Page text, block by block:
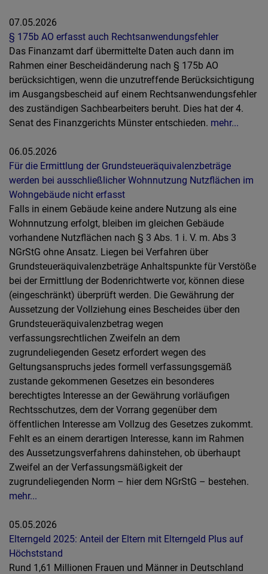
07.05.2026
§ 175b AO erfasst auch Rechtsanwendungsfehler
Das Finanzamt darf übermittelte Daten auch dann im
Rahmen einer Bescheidänderung nach § 175b AO
berücksichtigen, wenn die unzutreffende Berücksichtigung
im Ausgangsbescheid auf einem Rechtsanwendungsfehler
des zuständigen Sachbearbeiters beruht. Dies hat der 4.
Senat des Finanzgerichts Münster entschieden. mehr...
06.05.2026
Für die Ermittlung der Grundsteueräquivalenzbeträge
werden bei ausschließlicher Wohnnutzung Nutzflächen im
Wohngebäude nicht erfasst
Falls in einem Gebäude keine andere Nutzung als eine
Wohnnutzung erfolgt, bleiben im gleichen Gebäude
vorhandene Nutzflächen nach § 3 Abs. 1 i. V. m. Abs 3
NGrStG ohne Ansatz. Liegen bei Verfahren über
Grundsteueräquivalenzbeträge Anhaltspunkte für Verstöße
bei der Ermittlung der Bodenrichtwerte vor, können diese
(eingeschränkt) überprüft werden. Die Gewährung der
Aussetzung der Vollziehung eines Bescheides über den
Grundsteueräquivalenzbetrag wegen
verfassungsrechtlichen Zweifeln an dem
zugrundeliegenden Gesetz erfordert wegen des
Geltungsanspruchs jedes formell verfassungsgemäß
zustande gekommenen Gesetzes ein besonderes
berechtigtes Interesse an der Gewährung vorläufigen
Rechtsschutzes, dem der Vorrang gegenüber dem
öffentlichen Interesse am Vollzug des Gesetzes zukommt.
Fehlt es an einem derartigen Interesse, kann im Rahmen
des Aussetzungsverfahrens dahinstehen, ob überhaupt
Zweifel an der Verfassungsmäßigkeit der
zugrundeliegenden Norm – hier dem NGrStG – bestehen.
mehr...
05.05.2026
Elterngeld 2025: Anteil der Eltern mit Elterngeld Plus auf
Höchststand
Rund 1,61 Millionen Frauen und Männer in Deutschland